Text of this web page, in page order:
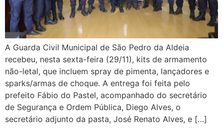
A Guarda Civil Municipal de São Pedro da Aldeia
recebeu, nesta sexta-feira (29/11), kits de armamento
não-letal, que incluem spray de pimenta, lançadores e
sparks/armas de choque. A entrega foi feita pelo
prefeito Fábio do Pastel, acompanhado do secretário
de Segurança e Ordem Pública, Diego Alves, o
secretário adjunto da pasta, José Renato Alves, e […]